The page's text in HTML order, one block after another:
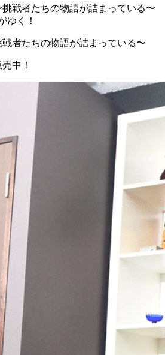
ゆく！
者たちの物語が詰まっている〜
中！